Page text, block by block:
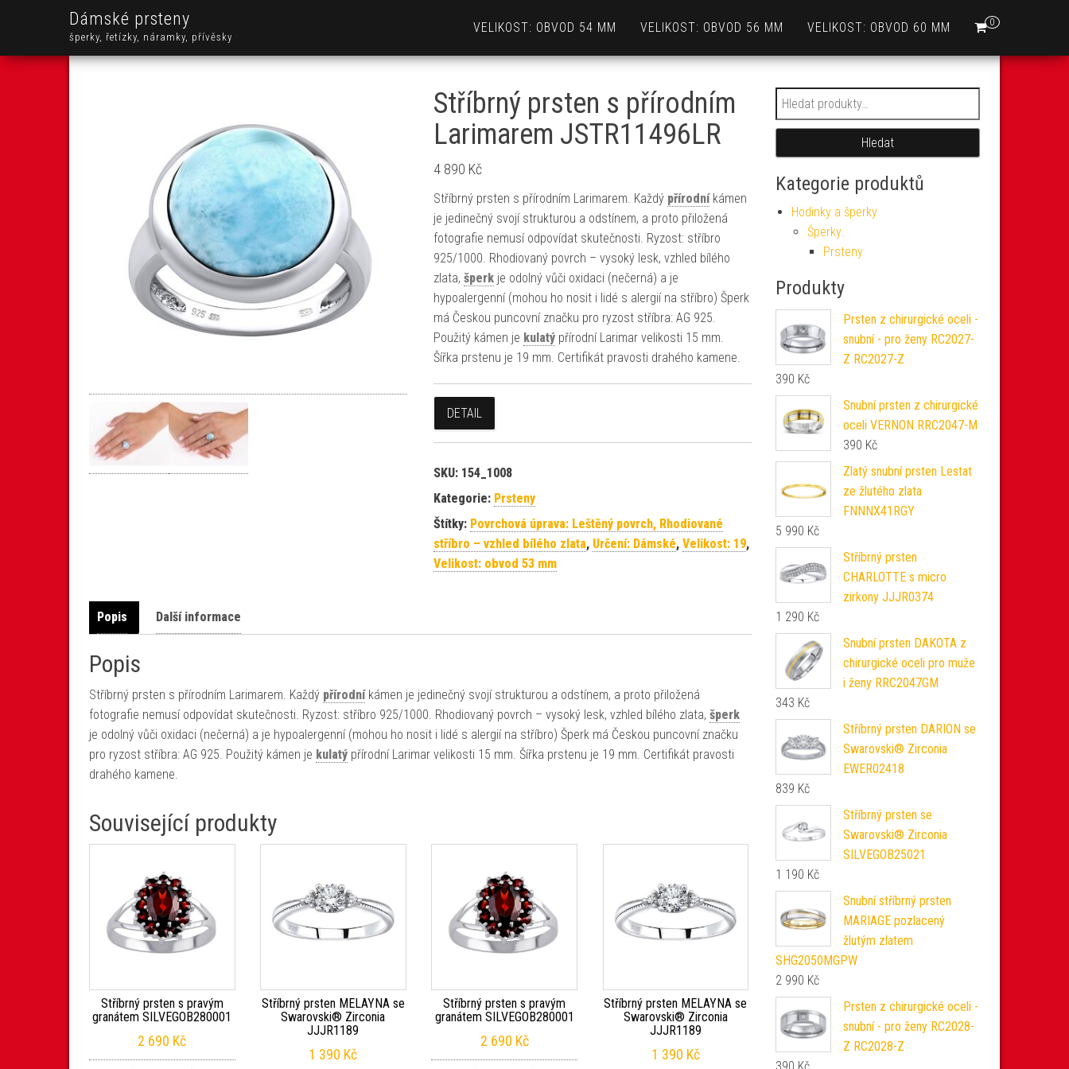
Dámské prsteny
šperky, řetízky, náramky, přívěsky
0
VELIKOST: OBVOD 54 MM VELIKOST: OBVOD 56 MM VELIKOST: OBVOD 60 MM
Stříbrný prsten s přírodním
Larimarem JSTR11496LR
4 890 Kč
Stříbrný prsten s přírodním Larimarem. Každý přírodníkámen
je jedinečný svojí strukturou a odstínem, a proto přiložená
fotografie nemusí odpovídat skutečnosti. Ryzost: stříbro
925/1000. Rhodiovaný povrch – vysoký lesk, vzhled bílého
zlata, šperkje odolný vůči oxidaci (nečerná) a je
hypoalergenní (mohou ho nosit i lidé s alergií na stříbro) Šperk
má Českou puncovní značku pro ryzost stříbra: AG 925.
Použitý kámen je kulatýpřírodní Larimar velikosti 15 mm.
Šířka prstenu je 19 mm. Certifikát pravosti drahého kamene.
DETAIL
SKU: 154_1008
Kategorie: Prsteny
Štítky: Povrchová úprava: Leštěný povrch, Rhodiované
stříbro – vzhled bílého zlata, Určení: Dámské, Velikost: 19,
Velikost: obvod 53 mm
Popis Další informace
Popis
Stříbrný prsten s přírodním Larimarem. Každý přírodníkámen je jedinečný svojí strukturou a odstínem, a proto přiložená
fotografie nemusí odpovídat skutečnosti. Ryzost: stříbro 925/1000. Rhodiovaný povrch – vysoký lesk, vzhled bílého zlata, šperk
je odolný vůči oxidaci (nečerná) a je hypoalergenní (mohou ho nosit i lidé s alergií na stříbro) Šperk má Českou puncovní značku
pro ryzost stříbra: AG 925. Použitý kámen je kulatý přírodní Larimar velikosti 15 mm. Šířka prstenu je 19 mm. Certifikát pravosti
drahého kamene.
Související produkty
Stříbrný prsten s pravým
granátem SILVEGOB280001
2 690 Kč
Stříbrný prsten MELAYNA se
Swarovski® Zirconia
JJJR1189
1 390 Kč
Stříbrný prsten s pravým
granátem SILVEGOB280001
2 690 Kč
Stříbrný prsten MELAYNA se
Swarovski® Zirconia
JJJR1189
1 390 Kč
Hledat:
Hledat
Kategorie produktů
Hodinky a šperky
Šperky
Prsteny
Produkty
Prsten z chirurgické oceli -
snubní - pro ženy RC2027-
Z RC2027-Z
390 Kč
Snubní prsten z chirurgické
oceli VERNON RRC2047-M
390 Kč
Zlatý snubní prsten Lestat
ze žlutého zlata
FNNNX41RGY
5 990 Kč
Stříbrný prsten
CHARLOTTE s micro
zirkony JJJR0374
1 290 Kč
Snubní prsten DAKOTA z
chirurgické oceli pro muže
i ženy RRC2047GM
343 Kč
Stříbrný prsten DARION se
Swarovski® Zirconia
EWER02418
839 Kč
Stříbrný prsten se
Swarovski® Zirconia
SILVEGOB25021
1 190 Kč
Snubní stříbrný prsten
MARIAGE pozlacený
žlutým zlatem
SHG2050MGPW
2 990 Kč
Prsten z chirurgické oceli -
snubní - pro ženy RC2028-
Z RC2028-Z